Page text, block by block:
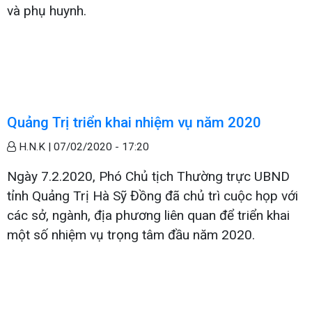
và phụ huynh.
Quảng Trị triển khai nhiệm vụ năm 2020
H.N.K | 07/02/2020 - 17:20
Ngày 7.2.2020, Phó Chủ tịch Thường trực UBND
tỉnh Quảng Trị Hà Sỹ Đồng đã chủ trì cuộc họp với
các sở, ngành, địa phương liên quan để triển khai
một số nhiệm vụ trọng tâm đầu năm 2020.